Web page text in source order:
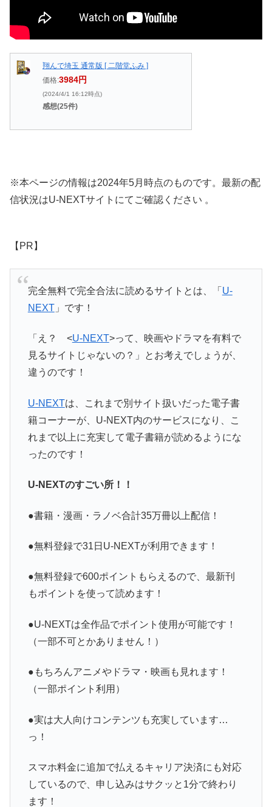
翔んで埼玉 通常版 [ 二階堂ふみ ]
価格:3984円
(2024/4/1 16:12時点)
感想(25件)
※本ページの情報は2024年5月時点のものです。最新の配
信状況はU-NEXTサイトにてご確認ください 。
【PR】
完全無料で完全合法に読めるサイトとは、「 U-
NEXT」です！
「え？ <U-NEXT>って、映画やドラマを有料で
見るサイトじゃないの？」とお考えでしょうが、
違うのです！
U-NEXTは、これまで別サイト扱いだった電子書
籍コーナーが、U-NEXT内のサービスになり、こ
れまで以上に充実して電子書籍が読めるようにな
ったのです！
U-NEXTのすごい所！！
●書籍・漫画・ラノベ合計35万冊以上配信！
●無料登録で31日U-NEXTが利用できます！
●無料登録で600ポイントもらえるので、最新刊
もポイントを使って読めます！
●U-NEXTは全作品でポイント使用が可能です！
（一部不可とかありません！）
●もちろんアニメやドラマ・映画も見れます！
（一部ポイント利用）
●実は大人向けコンテンツも充実しています…
っ！
スマホ料金に追加で払えるキャリア決済にも対応
しているので、申し込みはサクッと1分で終わり
ます！